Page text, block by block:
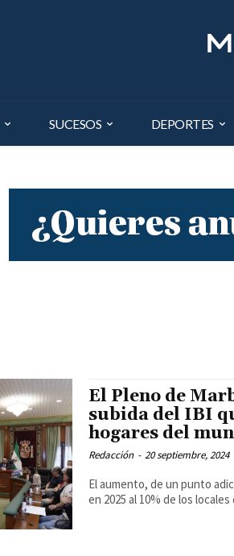
SUCESOS DEPORTES
El Pleno de
subida del IBI
hogares del
Redacción - 20 septiembre, 2024
El aumento, de un punto
en 2025 al 10% de los